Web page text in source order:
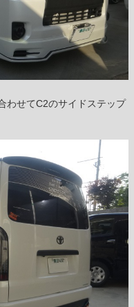
わせてC2のサイドステップ